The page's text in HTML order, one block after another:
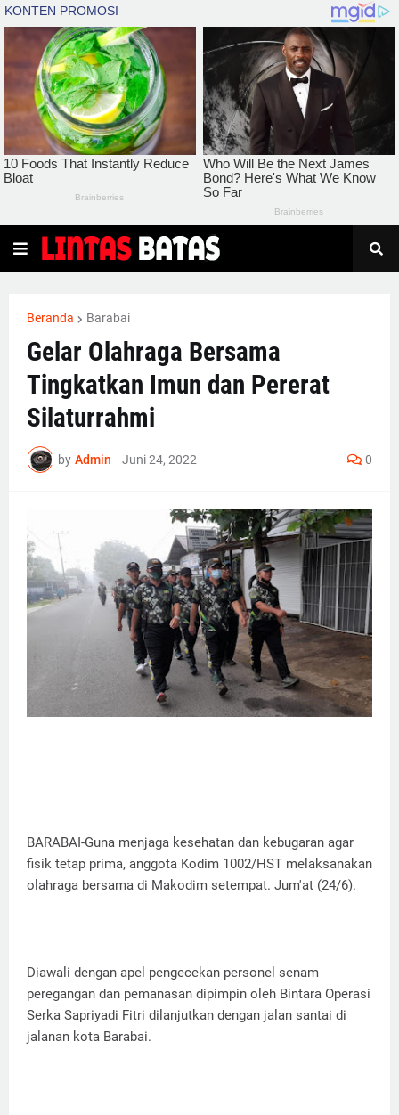
Beranda Barabai
Gelar Olahraga Bersama
Tingkatkan Imun dan Pererat
Silaturrahmi
by Admin - Juni 24, 2022 0
BARABAI-Guna menjaga kesehatan dan kebugaran agar
fisik tetap prima, anggota Kodim 1002/HST melaksanakan
olahraga bersama di Makodim setempat. Jum'at (24/6).
Diawali dengan apel pengecekan personel senam
peregangan dan pemanasan dipimpin oleh Bintara Operasi
Serka Sapriyadi Fitri dilanjutkan dengan jalan santai di
jalanan kota Barabai.